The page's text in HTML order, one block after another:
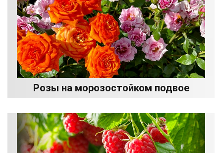
Розы на морозостойком подвое